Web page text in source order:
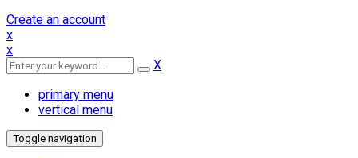
Create an account
x
x
X
primary menu
vertical menu
Toggle navigation